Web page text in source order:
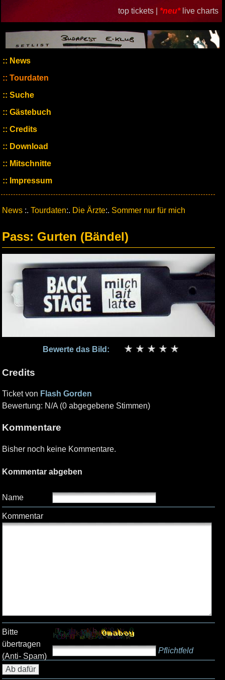
top tickets | *neu* live charts
News
Tourdaten
Suche
Gästebuch
Credits
Download
Mitschnitte
Impressum
News :. Tourdaten:. Die Ärzte:. Sommer nur für mich
Pass: Gurten (Bändel)
Bewerte das Bild:
Credits
Ticket von Flash Gorden
Bewertung: N/A (0 abgegebene Stimmen)
Kommentare
Bisher noch keine Kommentare.
Kommentar abgeben
Name
Kommentar
Bitte
übertragen
(Anti- Spam)
Pflichtfeld